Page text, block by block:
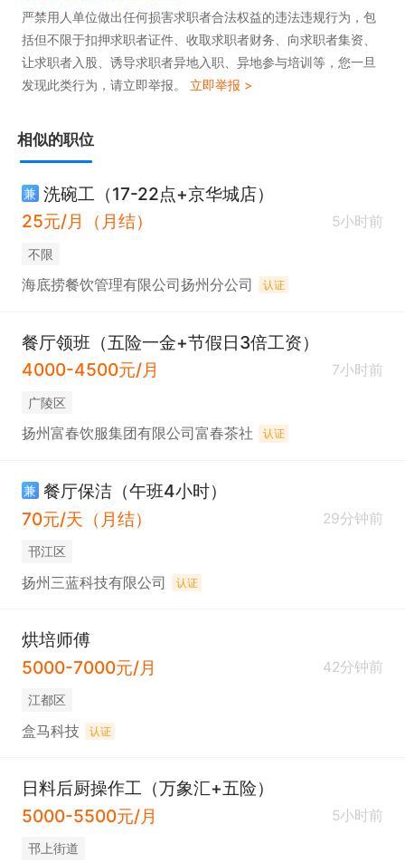
严禁用人单位做出任何损害求职者合法权益的违法违规行为，包
括但不限于扣押求职者证件、收取求职者财务、向求职者集资、
让求职者入股、诱导求职者异地入职、异地参与培训等，您一旦
发现此类行为，请立即举报。 立即举报 >
相似的职位
兼 洗碗工（17-22点+京华城店）
25元/月（月结）
5小时前
不限
海底捞餐饮管理有限公司扬州分公司 认证
餐厅领班（五险一金+节假日3倍工资）
4000-4500元/月
7小时前
广陵区
扬州富春饮服集团有限公司富春茶社 认证
兼 餐厅保洁（午班4小时）
70元/天（月结）
29分钟前
邗江区
扬州三蓝科技有限公司 认证
烘培师傅
5000-7000元/月
42分钟前
江都区
盒马科技 认证
日料后厨操作工（万象汇+五险）
5000-5500元/月
5小时前
邗上街道